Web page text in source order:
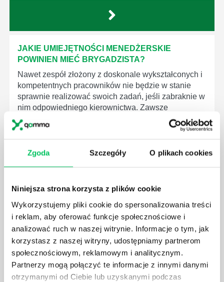
Zgoda Szczegóły O plikach cookies
Niniejsza strona korzysta z plików cookie
Wykorzystujemy pliki cookie do spersonalizowania treści
i reklam, aby oferować funkcje społecznościowe i
analizować ruch w naszej witrynie. Informacje o tym, jak
korzystasz z naszej witryny, udostępniamy partnerom
społecznościowym, reklamowym i analitycznym.
Partnerzy mogą połączyć te informacje z innymi danymi
otrzymanymi od Ciebie lub uzyskanymi podczas
JAKIE UMIEJĘTNOŚCI MENEDŻERSKIE
POWINIEN MIEĆ BRYGADZISTA?
Nawet zespół złożony z doskonale wykształconych i
kompetentnych pracowników nie będzie w stanie
sprawnie realizować swoich zadań, jeśli zabraknie w
nim odpowiedniego kierownictwa. Zawsze
niezbędna jest osoba nadzorująca wszystkie
czynności wykonywane przez pracowników.
KOMPETENCJE MENEDŻERSKIE?
Menedżer to niezwykle ważne stanowisko w każdej
firmie. Osoba je pełniąca jest w pełni odpowiedzialna
za realizację działań podległych mu osób oraz
działu.